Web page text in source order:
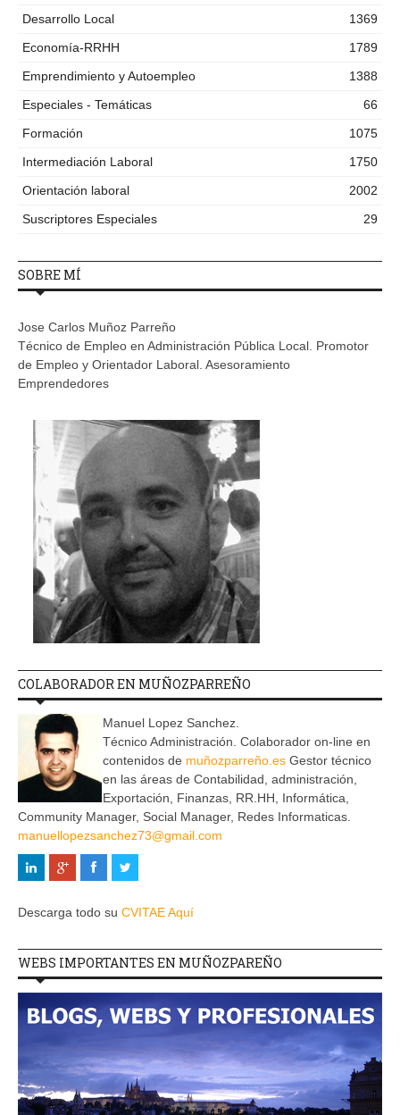
Desarrollo Local
1369
Economía-RRHH
1789
Emprendimiento y Autoempleo
1388
Especiales - Temáticas
66
Formación
1075
Intermediación Laboral
1750
Orientación laboral
2002
Suscriptores Especiales
29
SOBRE MÍ
Jose Carlos Muñoz Parreño
Técnico de Empleo en Administración Pública Local. Promotor
de Empleo y Orientador Laboral. Asesoramiento
Emprendedores
COLABORADOR EN MUÑOZPARREÑO
Manuel Lopez Sanchez.
Técnico Administración. Colaborador on-line en
contenidos de muñozparreño.es Gestor técnico
en las áreas de Contabilidad, administración,
Exportación, Finanzas, RR.HH, Informática,
Community Manager, Social Manager, Redes Informaticas.
manuellopezsanchez73@gmail.com
Descarga todo su CVITAE Aquí
WEBS IMPORTANTES EN MUÑOZPAREÑO